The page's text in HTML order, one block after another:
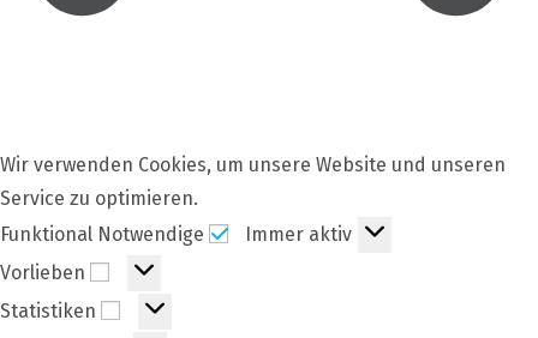
Wir verwenden Cookies, um unsere Website und unseren
Service zu optimieren.
Funktional Notwendige
Funktional
Immer aktiv
Vorlieben
Vorlieben
Statistiken Statistiken